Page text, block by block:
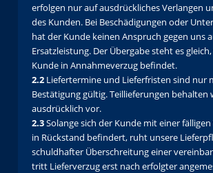
erfolgen nur auf ausdrückliches Verlangen
des Kunden. Bei Beschädigungen oder
hat der Kunde keinen Anspruch gegen uns
Ersatzleistung. Der Übergabe steht es
Kunde in Annahmeverzug befindet.
2.2 Liefertermine und Lieferfristen sind nur
Bestätigung gültig. Teillieferungen behalten
ausdrücklich vor.
2.3Solange sich der Kunde mit einer
in Rückstand befindert, ruht unsere
schuldhafter Überschreitung einer
tritt Lieferverzug erst nach erfolgter